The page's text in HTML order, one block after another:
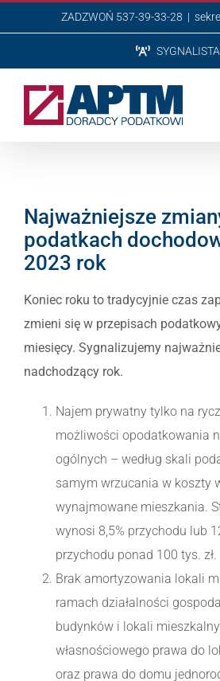
do
ZADZWOŃ 537-39-33-28 |
SYGNALISTA
Najważniejsze
podatkach
2023 rok
Koniec roku to tradycyjnie czas
zmieni się w przepisach
miesięcy. Sygnalizujemy
nadchodzący rok.
Najem prywatny tylko na
możliwości opodatkowania
ogólnych – według skali
samym wrzucania w koszty
wynajmowane mieszkania.
wynosi 8,5% przychodu lub
przychodu ponad 100 tys. zł.
Brak amortyzowania lokali
ramach działalności
budynków i lokali
własnościowego prawa do
oraz prawa do domu